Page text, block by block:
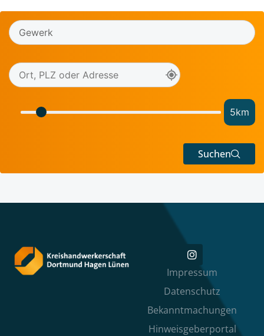
5km
Suchen
Impressum
Datenschutz
Bekanntmachungen
Hinweisgeberportal